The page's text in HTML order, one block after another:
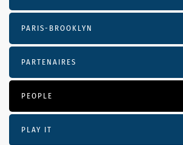
PARIS-BROOKLYN
PARTENAIRES
PEOPLE
PLAY IT